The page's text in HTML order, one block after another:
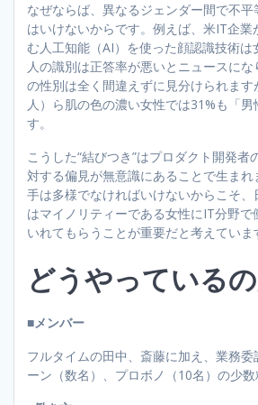
なぜならば、異なるジェンダー間で不平
はいけないからです。例えば、米IT企業
む人工知能（AI）を使った顔認識技術は
人の識別は正答率が悪いとニュースに
の性別は全く間違えずに見分けられま
人）ら肌の色の濃い女性では31%も「男
す。
こうした“結びつき”はプロダクト開発者
対する偏見が無意識にあることで生まれ
手は多様でなければいけないからこそ
はマイノリティーである女性にIT分野で
いれてもらうことが重要だと考えていま
どうやっている
■メンバー
フルタイムの田中、斎藤に加え、業務委
ーン（数名）、プロボノ（10名）の少数